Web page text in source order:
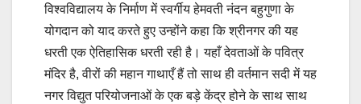
विश्वविद्यालय के निर्माण में स्वर्गीय हेमवती नंदन बहुगुणा के
योगदान को याद करते हुए उन्होंने कहा कि श्रीनगर की यह
धरती एक ऐतिहासिक धरती रही है। यहाँ देवताओं के पवित्र
मंदिर है, वीरों की महान गाथाएँ हैं तो साथ ही वर्तमान सदी में यह
नगर विद्युत परियोजनाओं के एक बड़े केंद्र होने के साथ साथ